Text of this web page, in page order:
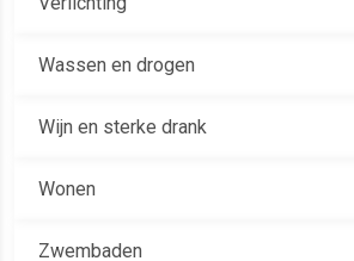
Wassen en drogen
Wijn en sterke drank
Wonen
Zwembaden